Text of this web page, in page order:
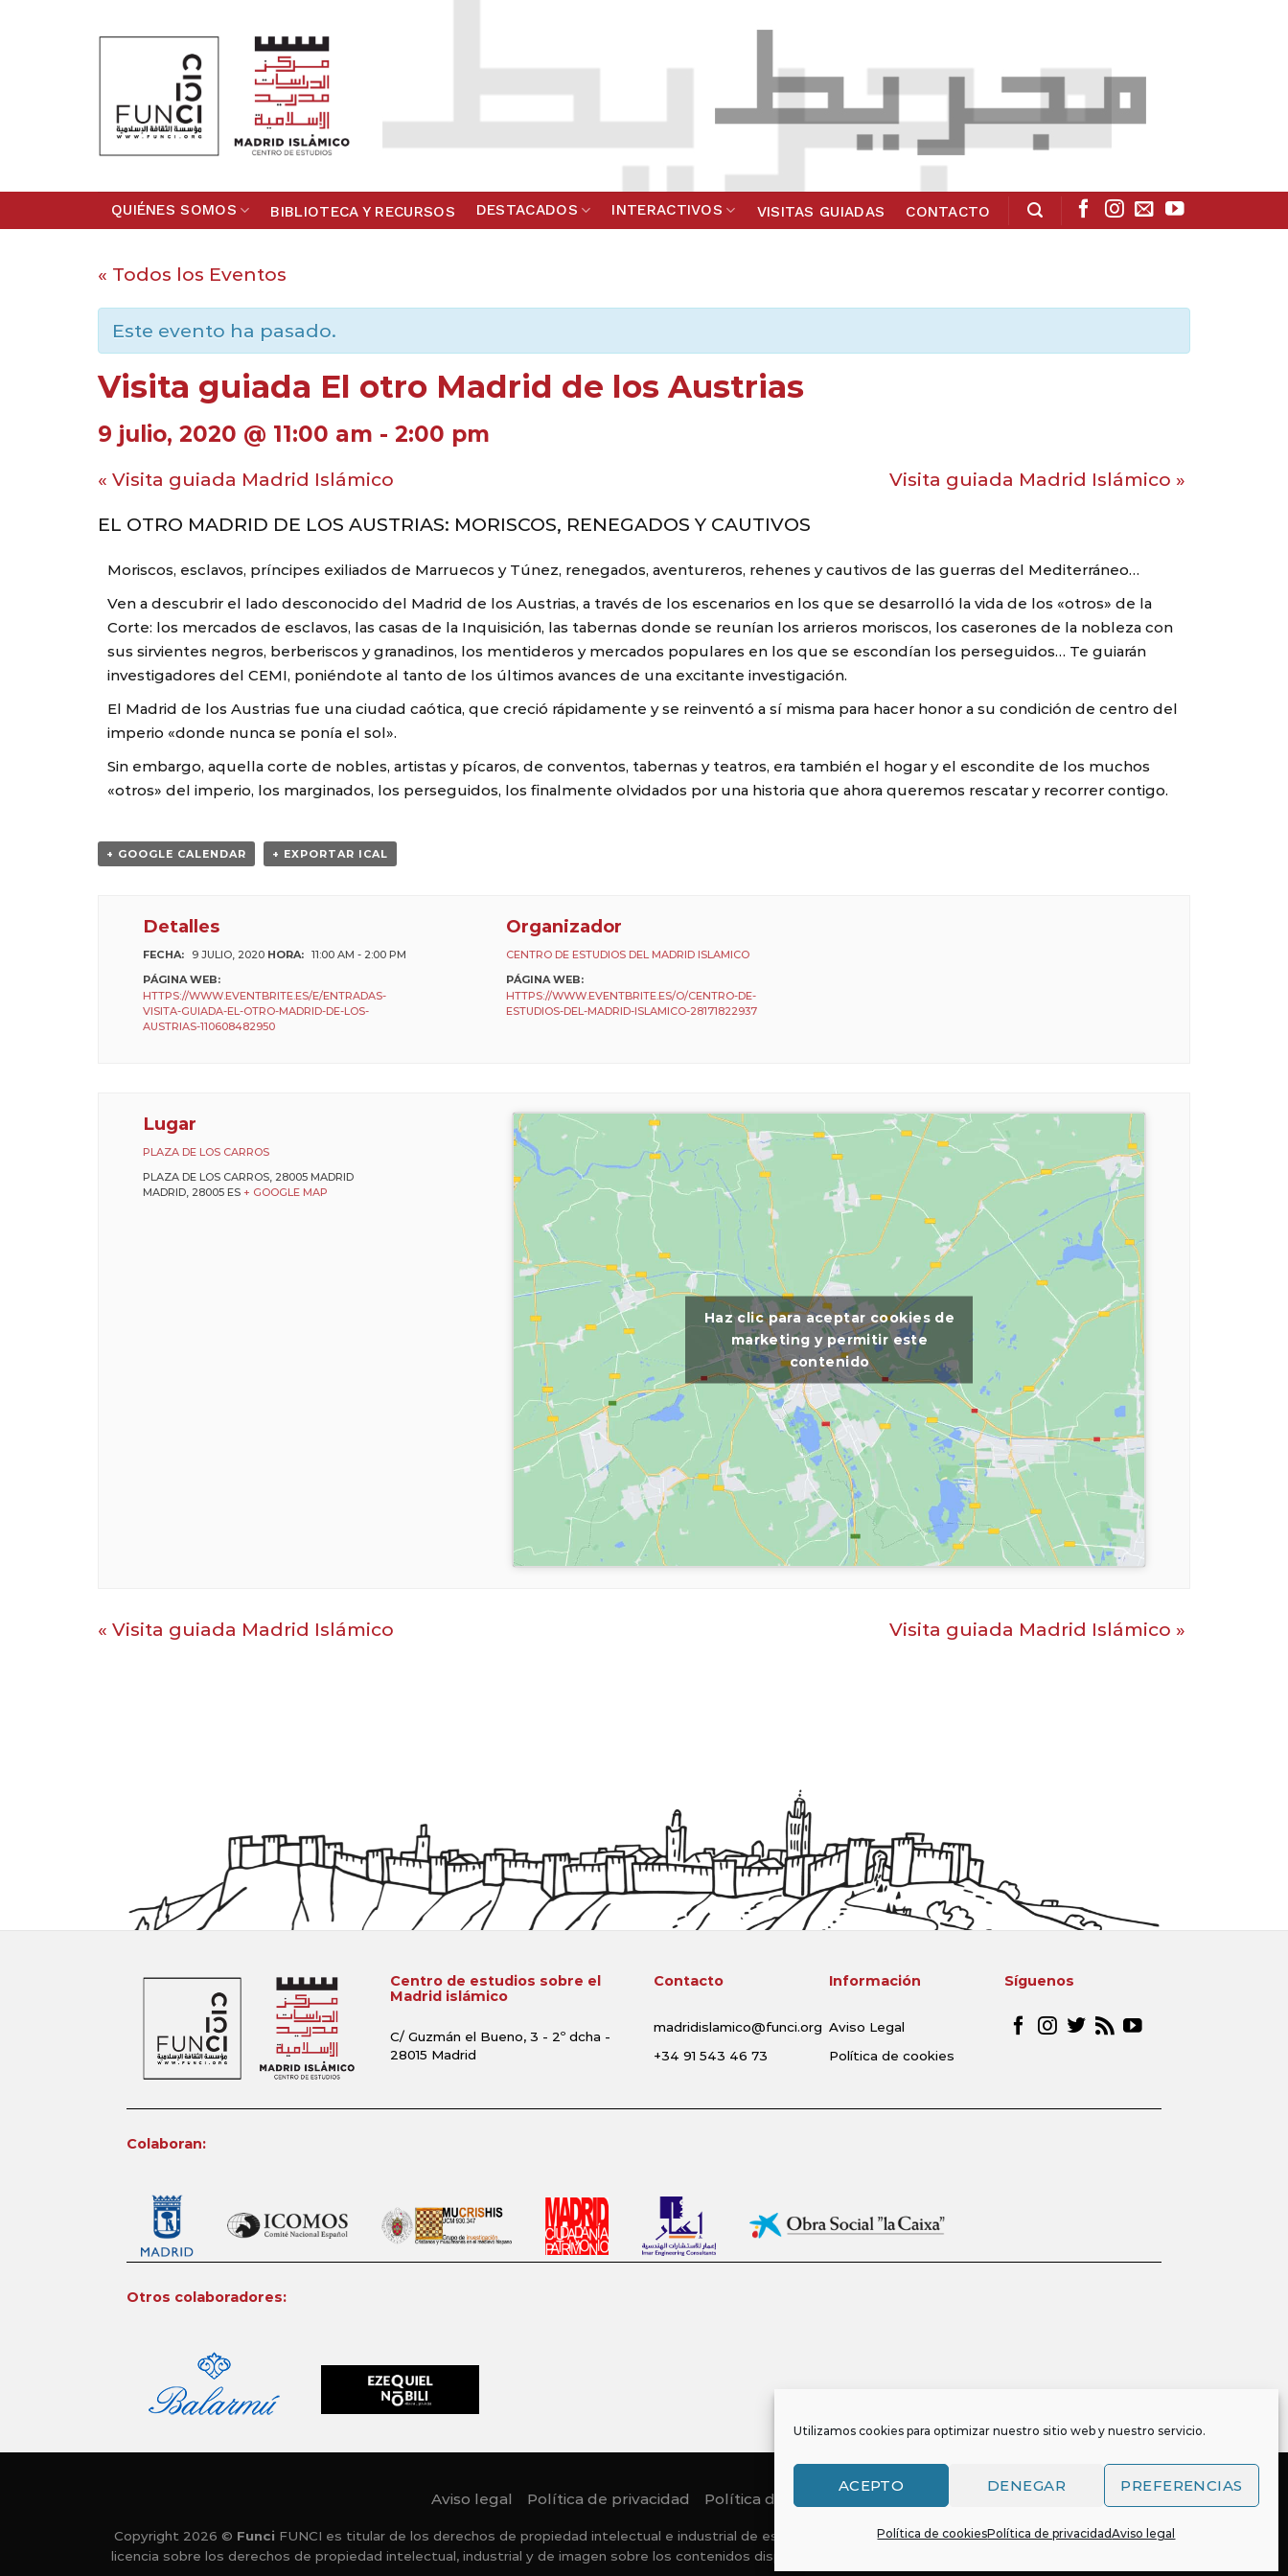
Utilizamos cookies para optimizar nuestro sitio web y nuestro servicio.
ACEPTO DENEGAR PREFERENCIAS
Política de cookiesPolítica de privacidadAviso legal
QUIÉNES SOMOS BIBLIOTECA Y RECURSOS DESTACADOS INTERACTIVOS VISITAS GUIADAS CONTACTO
« Todos los Eventos
Este evento ha pasado.
Visita guiada El otro Madrid de los Austrias
9 julio, 2020 @ 11:00 am - 2:00 pm
« Visita guiada Madrid Islámico Visita guiada Madrid Islámico »
EL OTRO MADRID DE LOS AUSTRIAS: MORISCOS, RENEGADOS Y CAUTIVOS
Moriscos, esclavos, príncipes exiliados de Marruecos y Túnez, renegados, aventureros, rehenes y cautivos de las guerras del Mediterráneo…
Ven a descubrir el lado desconocido del Madrid de los Austrias, a través de los escenarios en los que se desarrolló la vida de los «otros» de la
Corte: los mercados de esclavos, las casas de la Inquisición, las tabernas donde se reunían los arrieros moriscos, los caserones de la nobleza con
sus sirvientes negros, berberiscos y granadinos, los mentideros y mercados populares en los que se escondían los perseguidos… Te guiarán
investigadores del CEMI, poniéndote al tanto de los últimos avances de una excitante investigación.
El Madrid de los Austrias fue una ciudad caótica, que creció rápidamente y se reinventó a sí misma para hacer honor a su condición de centro del
imperio «donde nunca se ponía el sol».
Sin embargo, aquella corte de nobles, artistas y pícaros, de conventos, tabernas y teatros, era también el hogar y el escondite de los muchos
«otros» del imperio, los marginados, los perseguidos, los finalmente olvidados por una historia que ahora queremos rescatar y recorrer contigo.
+ GOOGLE CALENDAR + EXPORTAR ICAL
Detalles
FECHA: 9 JULIO, 2020 HORA:
11:00 AM - 2:00 PM
PÁGINA WEB:
HTTPS://WWW.EVENTBRITE.ES/E/ENTRADAS-
VISITA-GUIADA-EL-OTRO-MADRID-DE-LOS-
AUSTRIAS-110608482950
Organizador
CENTRO DE ESTUDIOS DEL MADRID ISLAMICO
PÁGINA WEB:
HTTPS://WWW.EVENTBRITE.ES/O/CENTRO-DE-
ESTUDIOS-DEL-MADRID-ISLAMICO-28171822937
Lugar
PLAZA DE LOS CARROS
PLAZA DE LOS CARROS, 28005 MADRID
MADRID, 28005 ES + GOOGLE MAP
Haz clic para aceptar cookies de
marketing y permitir este
contenido
« Visita guiada Madrid Islámico Visita guiada Madrid Islámico »
Centro de estudios sobre el
Madrid islámico
C/ Guzmán el Bueno, 3 - 2º dcha -
28015 Madrid
Contacto
madridislamico@funci.org
+34 91 543 46 73
Información
Aviso Legal
Política de cookies
Síguenos
Colaboran:
Otros colaboradores:
Aviso legal Política de privacidad Política de Cookies
Copyright 2026 © Funci FUNCI es titular de los derechos de propiedad intelectual e industrial de este sitio web, y es también titular o tiene la correspondiente
licencia sobre los derechos de propiedad intelectual, industrial y de imagen sobre los contenidos disponibles a través del mismo. Todos los derechos reservados.